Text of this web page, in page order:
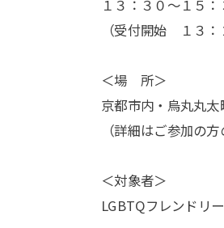
１３：３０～１５
（受付開始 １３：
＜場 所＞
京都市内・烏丸丸
（詳細はご参加の
＜対象者＞
LGBTQフレンドリ